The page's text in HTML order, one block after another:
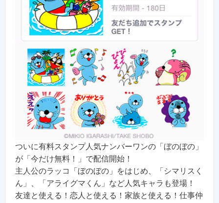
ついに有料スタンプ人気ナンバーワンの「ぼのぼの」
が「今だけ無料！」で配信開始！
主人公のラッコ「ぼのぼの」をはじめ、「シマリスく
ん」、「アライグマくん」など人気キャラも登場！
友達と使える！恋人と使える！家族と使える！仕事仲